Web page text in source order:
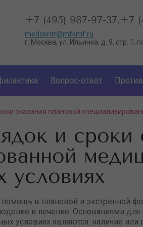
+7 (495) 987-97-37,+7
medcentr@mfkmf.ru
г. Москва, ул. Ильинка, д. 9, стр. 1,
Вопрос-ответ
оказания плановой
и сроки
условиях
в плановой и экстренной
и лечение. Основаниями
условиях являются: наличие или